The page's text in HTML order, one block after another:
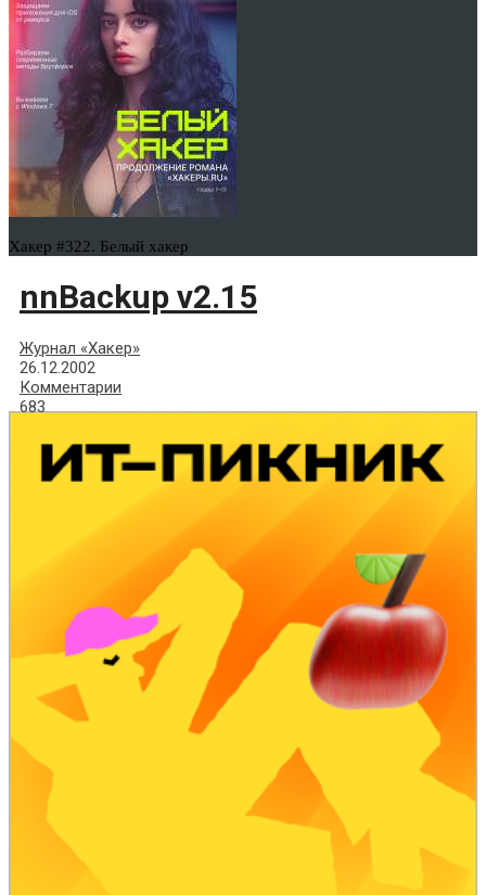
Хакер #322. Белый хакер
nnBackup v2.15
Журнал «Хакер»
26.12.2002
Комментарии
683